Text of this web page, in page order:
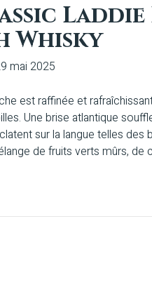
Whisky
mai 2025
est raffinée et
Une brise atlantique
sur la langue telles des
de fruits verts mûrs, de